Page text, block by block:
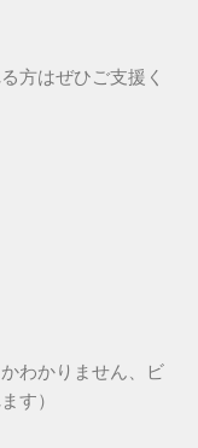
方はぜひご支援く
わかりません、ビ
す）